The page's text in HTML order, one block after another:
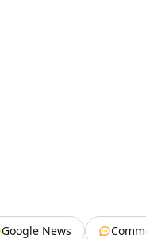
Google News